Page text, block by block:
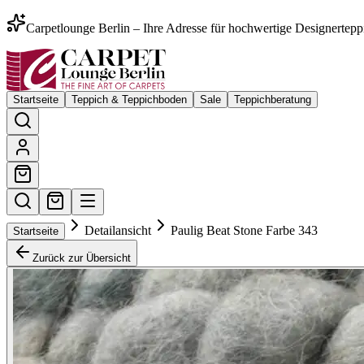
Carpetlounge Berlin – Ihre Adresse für hochwertige
Startseite Teppich & Teppichboden Sale Teppichberatung
Startseite Detailansicht Paulig Beat Stone Farbe 343
Zurück zur Übersicht